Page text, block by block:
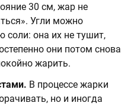
30 см, жар не
Угли можно
соли: она их не тушит,
они потом снова
жарить.
В процессе жарки
но и иногда